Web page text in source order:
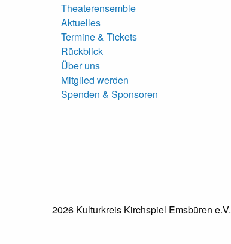
Theaterensemble
Aktuelles
Termine & Tickets
Rückblick
Über uns
Mitglied werden
Spenden & Sponsoren
2026 Kulturkreis Kirchspiel Emsbüren e.V.